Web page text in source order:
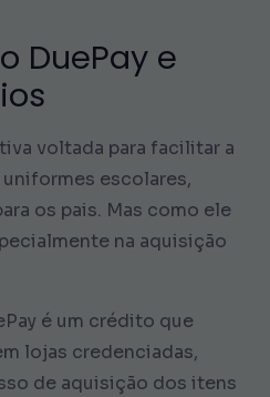
DuePay e
voltada para facilitar a
escolares,
os pais. Mas como ele
na aquisição
é um crédito que
lojas credenciadas,
de aquisição dos itens